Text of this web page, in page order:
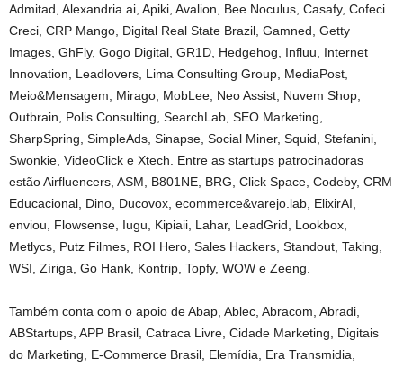
Admitad, Alexandria.ai, Apiki, Avalion, Bee Noculus, Casafy, Cofeci
Creci, CRP Mango, Digital Real State Brazil, Gamned, Getty
Images, GhFly, Gogo Digital, GR1D, Hedgehog, Influu, Internet
Innovation, Leadlovers, Lima Consulting Group, MediaPost,
Meio&Mensagem, Mirago, MobLee, Neo Assist, Nuvem Shop,
Outbrain, Polis Consulting, SearchLab, SEO Marketing,
SharpSpring, SimpleAds, Sinapse, Social Miner, Squid, Stefanini,
Swonkie, VideoClick e Xtech. Entre as startups patrocinadoras
estão Airfluencers, ASM, B801NE, BRG, Click Space, Codeby, CRM
Educacional, Dino, Ducovox, ecommerce&varejo.lab, ElixirAI,
enviou, Flowsense, Iugu, Kipiaii, Lahar, LeadGrid, Lookbox,
Metlycs, Putz Filmes, ROI Hero, Sales Hackers, Standout, Taking,
WSI, Zíriga, Go Hank, Kontrip, Topfy, WOW e Zeeng.
Também conta com o apoio de Abap, Ablec, Abracom, Abradi,
ABStartups, APP Brasil, Catraca Livre, Cidade Marketing, Digitais
do Marketing, E-Commerce Brasil, Elemídia, Era Transmidia,